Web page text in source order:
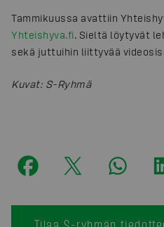
Tammikuussa avattiin
Yhteishyva.fi. Sieltä löytyvät
sekä juttuihin liittyvää
Kuvat: S-Ryhmä